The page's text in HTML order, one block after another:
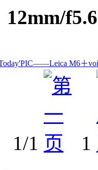
12mm/f5.6
M6＋
1/1 1